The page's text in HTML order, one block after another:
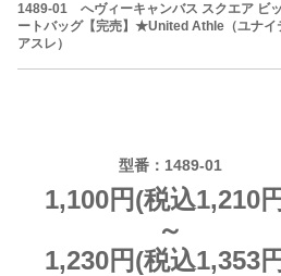
1489-01 へヴィーキャンバス スクエア ビ
ートバッグ【完売】★United Athle（ユナイ
アスレ）
型番：1489-01
1,100円(税込1,210
～
1,230円(税込1,353